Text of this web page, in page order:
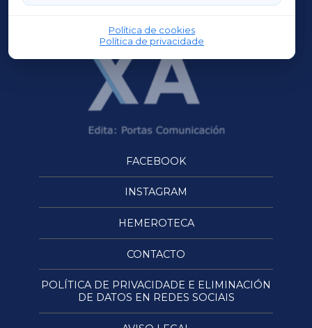
Política de cookies
Política de privacidade
OURENSEXA
FACEBOOK
INSTAGRAM
HEMEROTECA
CONTACTO
POLÍTICA DE PRIVACIDADE E ELIMINACIÓN
DE DATOS EN REDES SOCIAIS